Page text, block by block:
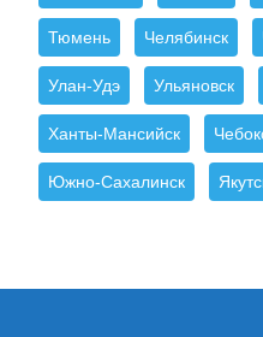
Тюмень Челябинск
Улан-Удэ Ульяновск
Ханты-Мансийск
Южно-Сахалинск